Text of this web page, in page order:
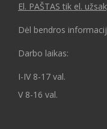
El. PAŠTAS tik el.
Dėl bendros
Darbo laikas:
I-IV 8-17 val.
V 8-16 val.